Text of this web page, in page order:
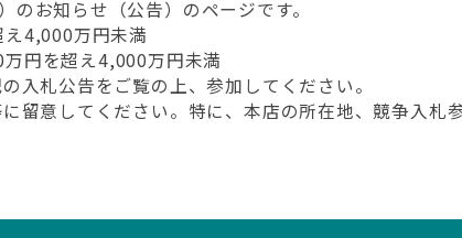
お知らせ（公告）のページです。
4,000万円未満
円を超え4,000万円未満
札公告をご覧の上、参加してください。
留意してください。特に、本店の所在地、競争入札